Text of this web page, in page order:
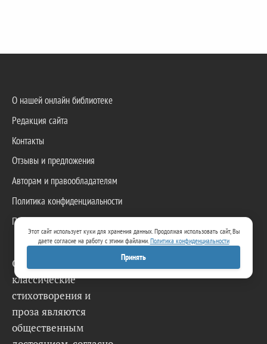
О нашей онлайн библиотеке
Редакция сайта
Контакты
Отзывы и предложения
Авторам и правообладателям
Политика конфиденциальности
Пользовательское соглашение
Опубликованные
классические
стихотворения и
проза являются
общественным
Этот сайт использует куки для хранения данных. Продолжая использовать сайт, Вы
даете согласие на работу с этими файлами.Политика конфиденциальности
Принять